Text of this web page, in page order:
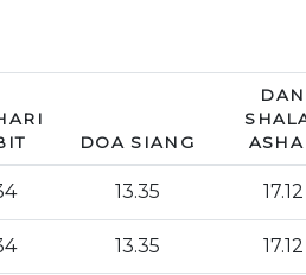
DOA SIANG
DAN
13.35 17.12
13.35 17.12